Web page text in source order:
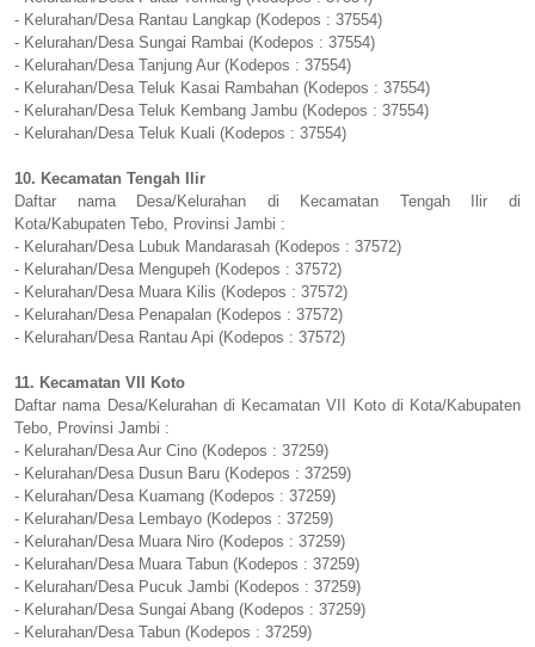
- Kelurahan/Desa Rantau Langkap (Kodepos : 37554)
- Kelurahan/Desa Sungai Rambai (Kodepos : 37554)
- Kelurahan/Desa Tanjung Aur (Kodepos : 37554)
- Kelurahan/Desa Teluk Kasai Rambahan (Kodepos : 37554)
- Kelurahan/Desa Teluk Kembang Jambu (Kodepos : 37554)
- Kelurahan/Desa Teluk Kuali (Kodepos : 37554)
10. Kecamatan Tengah Ilir
Daftar nama Desa/Kelurahan di Kecamatan Tengah Ilir di
Kota/Kabupaten Tebo, Provinsi Jambi :
- Kelurahan/Desa Lubuk Mandarasah (Kodepos : 37572)
- Kelurahan/Desa Mengupeh (Kodepos : 37572)
- Kelurahan/Desa Muara Kilis (Kodepos : 37572)
- Kelurahan/Desa Penapalan (Kodepos : 37572)
- Kelurahan/Desa Rantau Api (Kodepos : 37572)
11. Kecamatan VII Koto
Daftar nama Desa/Kelurahan di Kecamatan VII Koto di Kota/Kabupaten
Tebo, Provinsi Jambi :
- Kelurahan/Desa Aur Cino (Kodepos : 37259)
- Kelurahan/Desa Dusun Baru (Kodepos : 37259)
- Kelurahan/Desa Kuamang (Kodepos : 37259)
- Kelurahan/Desa Lembayo (Kodepos : 37259)
- Kelurahan/Desa Muara Niro (Kodepos : 37259)
- Kelurahan/Desa Muara Tabun (Kodepos : 37259)
- Kelurahan/Desa Pucuk Jambi (Kodepos : 37259)
- Kelurahan/Desa Sungai Abang (Kodepos : 37259)
- Kelurahan/Desa Tabun (Kodepos : 37259)